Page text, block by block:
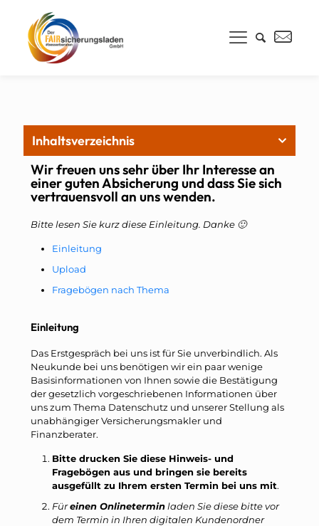
Wir freuen uns sehr über Ihr Interesse an
einer guten Absicherung und dass Sie sich
vertrauensvoll an uns wenden.
Bitte lesen Sie kurz diese Einleitung. Danke 🙂
Einleitung
Upload
Fragebögen nach Thema
Inhaltsverzeichnis
Einleitung
Das Erstgespräch bei uns ist für Sie unverbindlich. Als
Neukunde bei uns benötigen wir ein paar wenige
Basisinformationen von Ihnen sowie die Bestätigung
der gesetzlich vorgeschriebenen Informationen über
uns zum Thema Datenschutz und unserer Stellung als
unabhängiger Versicherungsmakler und
Finanzberater.
Bitte drucken Sie diese Hinweis- und
Fragebögen aus und bringen sie bereits
ausgefüllt zu Ihrem ersten Termin bei uns mit.
Füreinen Onlinetermin laden Sie diese bitte vor
dem Termin in Ihren digitalen Kundenordner